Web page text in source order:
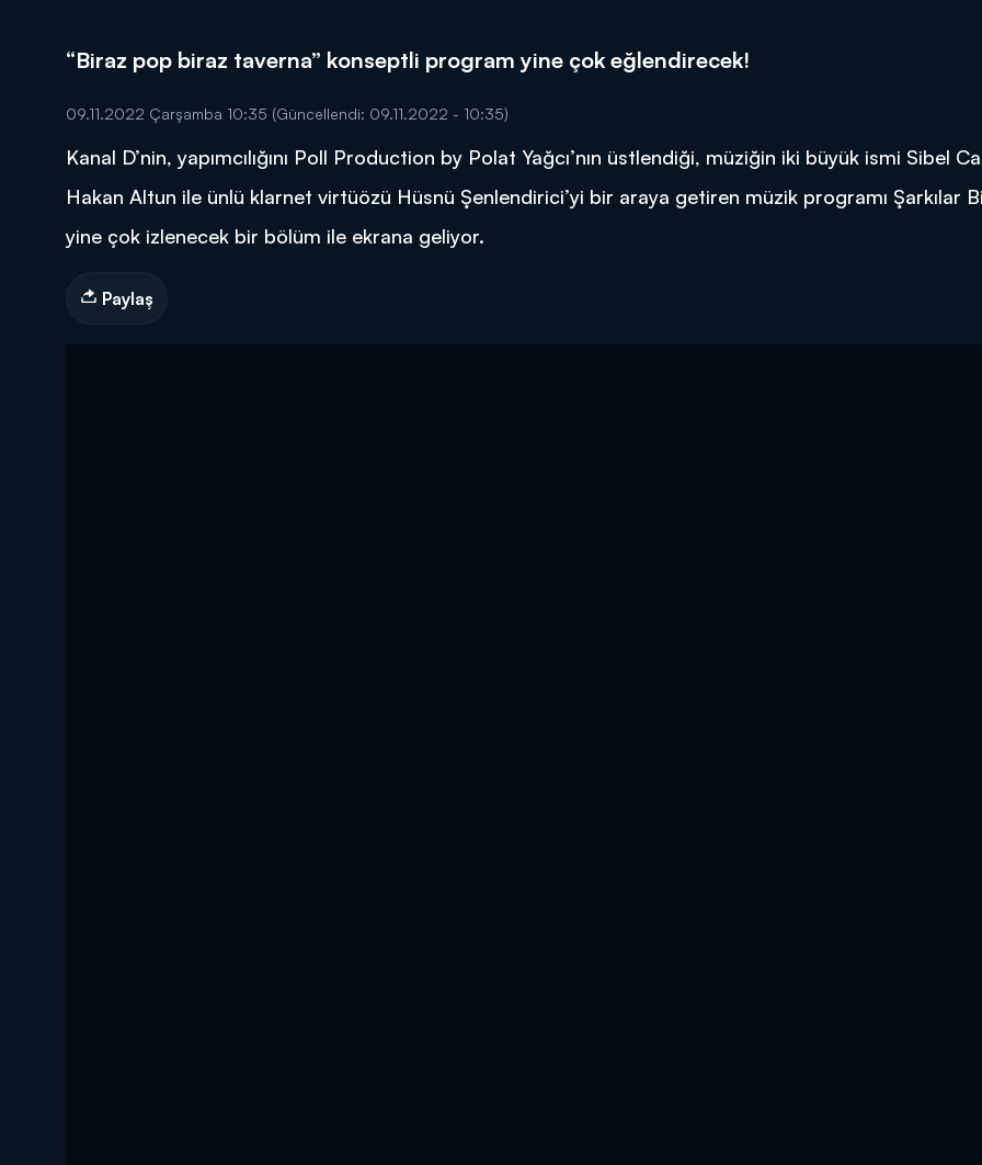
DİĞER SONUÇLAR
“Biraz pop biraz taverna” konseptli program yine çok eğlendirecek!
09.11.2022 Çarşamba 10:35 (Güncellendi: 09.11.2022 - 10:35)
Kanal D’nin, yapımcılığını Poll Production by Polat Yağcı’nın üstlendiği, müziğin iki büyük ismi Sibel
Hakan Altun ile ünlü klarnet virtüözü Hüsnü Şenlendirici’yi bir araya getiren müzik programı Şarkılar
yine çok izlenecek bir bölüm ile ekrana geliyor.
Paylaş